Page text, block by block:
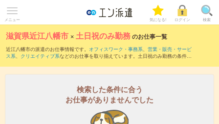
メニュー 気になる! ログイン 検索
滋賀県近江八幡市 ×土日祝のみ勤務のお仕事一覧
近江八幡市の派遣のお仕事情報です。 オフィスワーク・事務系、 営業・販売・サービ
ス系、 クリエイティブ系などのお仕事を取り揃えています。土日祝のみ勤務の条件の
検索した条件に合う
お仕事がありませんでした